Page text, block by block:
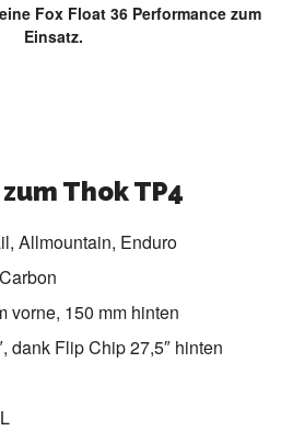
Fox Float 36 Performance zum
Einsatz.
Thok TP4
Allmountain, Enduro
Carbon
vorne, 150 mm hinten
dank Flip Chip 27,5″ hinten